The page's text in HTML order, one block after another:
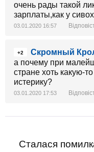
очень рады такой
зарплаты,как у
03.01.2020 16:57
+2
Скромный
а почему при
стране хоть какую-
истерику?
03.01.2020 17:53
Сталася